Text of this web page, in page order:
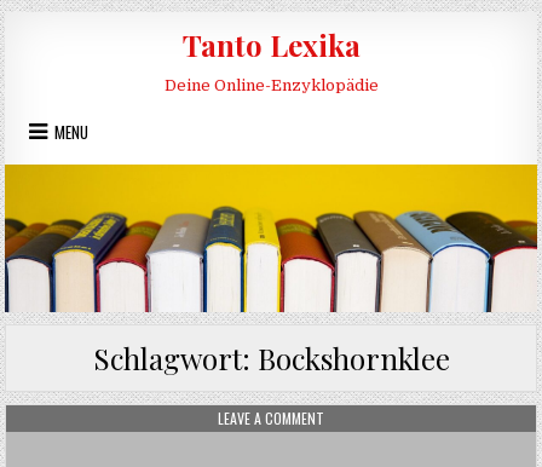
Skip to content
Tanto Lexika
Deine Online-Enzyklopädie
MENU
Schlagwort: Bockshornklee
LEAVE A COMMENT